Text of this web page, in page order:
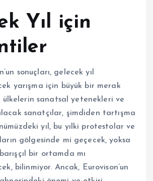
Yıl için
sonuçları, gelecek yıl
yarışma için büyük bir merak
ülkelerin sanatsal yetenekleri ve
sanatçılar, şimdiden tartışma
yıl, bu yılki protestolar ve
gölgesinde mi geçecek, yoksa
bir ortamda mı
bilinmiyor. Ancak, Eurovison’un